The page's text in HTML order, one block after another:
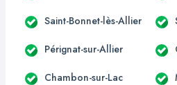
Saint-Bonnet-lès-Allier
Pérignat-sur-Allier
Chambon-sur-Lac